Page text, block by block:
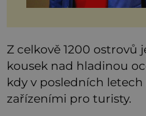
Z celkově 1200 ostrovů
kousek nad hladinou
kdy v posledních
zařízeními pro turisty.